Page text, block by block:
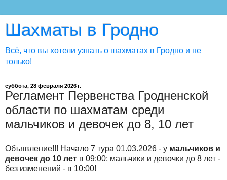
Шахматы в Гродно
Всё, что вы хотели узнать о шахматах в Гродно и не
только!
суббота, 28 февраля 2026 г.
Регламент Первенства Гродненской
области по шахматам среди
мальчиков и девочек до 8, 10 лет
Объявление!!! Начало 7 тура 01.03.2026 - у мальчиков и
девочек до 10 лет в 09:00; мальчики и девочки до 8 лет -
без изменений - в 10:00!